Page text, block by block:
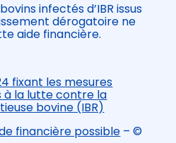
infectés d’IBR issus
dérogatoire ne
aide financière.
fixant les mesures
à la lutte contre la
bovine (IBR)
financière possible – ©